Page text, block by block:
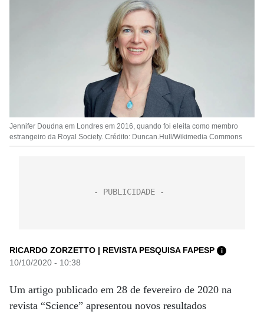
Jennifer Doudna em Londres em 2016, quando foi eleita como membro
estrangeiro da Royal Society. Crédito: Duncan.Hull/Wikimedia Commons
RICARDO ZORZETTO | REVISTA PESQUISA FAPESP i
10/10/2020 - 10:38
Um artigo publicado em 28 de fevereiro de 2020 na
revista “Science” apresentou novos resultados